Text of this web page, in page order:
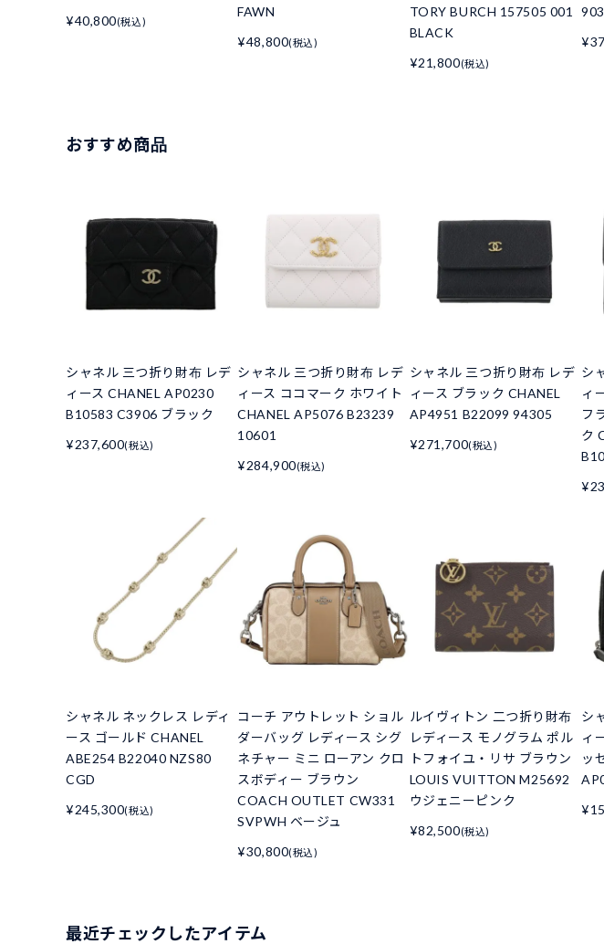
¥40,800(税込)
FAWN
¥48,800(税込)
TORY BURCH 157505 001
BLACK
¥21,800(税込)
おすすめ商品
シャネル 三つ折り財布 レデ
ィース CHANEL AP0230
B10583 C3906 ブラック
¥237,600(税込)
シャネル 三つ折り財布 レデ
ィース ココマーク ホワイト
CHANEL AP5076 B23239
10601
¥284,900(税込)
シャネル 三つ折り財布 レデ
ィース ブラック CHANEL
AP4951 B22099 94305
¥271,700(税込)
シ
ィ
フ
ク
シャネル ネックレス レディ
ース ゴールド CHANEL
ABE254 B22040 NZS80
CGD
¥245,300(税込)
コーチ アウトレット ショル
ダーバッグ レディース シグ
ネチャー ミニ ローアン クロ
スボディー ブラウン
COACH OUTLET CW331
SVPWH ベージュ
¥30,800(税込)
ルイヴィトン 二つ折り財布
レディース モノグラム ポル
トフォイユ・リサ ブラウン
LOUIS VUITTON M25692
ウジェニーピンク
¥82,500(税込)
シ
ィ
ッ
最近チェックしたアイテム